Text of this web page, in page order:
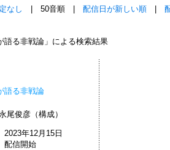
なし | 50音順 | 配信日が新しい順
語る非戦論」による検索結果
語る非戦論
尾俊彦（構成）
2023年12月15日
配信開始